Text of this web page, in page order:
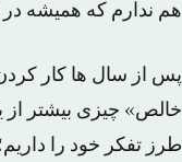
هم ندارم که همیشه در
پس از سال ها کار
خالص» چیزی بیشتر از
طرز تفکر خود را